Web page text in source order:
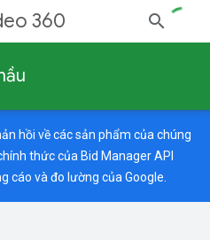
360
hồi về các sản phẩm của chúng
thức của Bid Manager API
cáo và đo lường của Google